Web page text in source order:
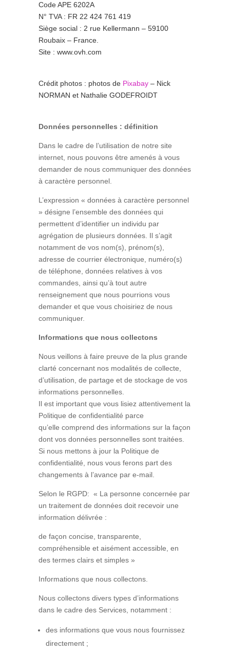
Code APE 6202A
N° TVA : FR 22 424 761 419
Siège social : 2 rue Kellermann – 59100
Roubaix – France.
Site : www.ovh.com
Crédit photos : photos de Pixabay– Nick
NORMAN et Nathalie GODEFROIDT
Données personnelles : définition
Dans le cadre de l’utilisation de notre site
internet, nous pouvons être amenés à vous
demander de nous communiquer des données
à caractère personnel.
L’expression « données à caractère personnel
» désigne l’ensemble des données qui
permettent d’identifier un individu par
agrégation de plusieurs données. Il s’agit
notamment de vos nom(s), prénom(s),
adresse de courrier électronique, numéro(s)
de téléphone, données relatives à vos
commandes, ainsi qu’à tout autre
renseignement que nous pourrions vous
demander et que vous choisiriez de nous
communiquer.
Informations que nous collectons
Nous veillons à faire preuve de la plus grande
clarté concernant nos modalités de collecte,
d’utilisation, de partage et de stockage de vos
informations personnelles.
Il est important que vous lisiez attentivement la
Politique de confidentialité parce
qu’elle comprend des informations sur la façon
dont vos données personnelles sont traitées.
Si nous mettons à jour la Politique de
confidentialité, nous vous ferons part des
changements à l’avance par e-mail.
Selon le RGPD: « La personne concernée par
un traitement de données doit recevoir une
information délivrée :
de façon concise, transparente,
compréhensible et aisément accessible, en
des termes clairs et simples »
Informations que nous collectons.
Nous collectons divers types d’informations
dans le cadre des Services, notamment :
des informations que vous nous fournissez
directement ;